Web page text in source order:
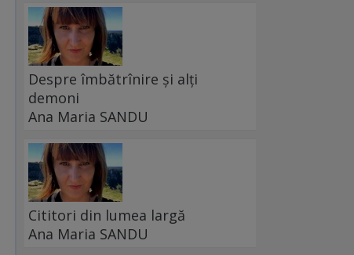
Despre îmbătrînire și alți
demoni
Ana Maria SANDU
Cititori din lumea largă
Ana Maria SANDU